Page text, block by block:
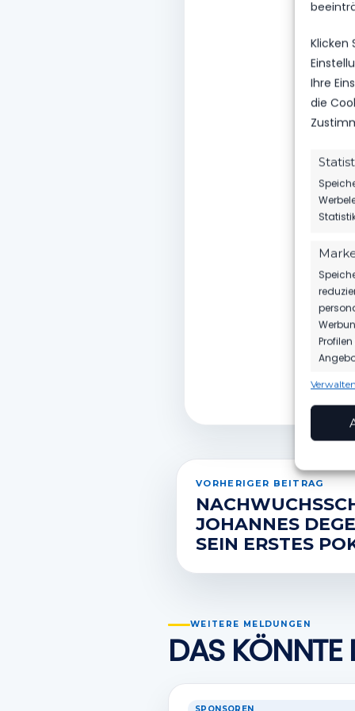
Klicken
Ihre
die
Ihre
VORHERIGER BEITRAG
JOHANNES
SEIN ERSTES
WEITERE MELDUNGEN
DAS KÖNNTE